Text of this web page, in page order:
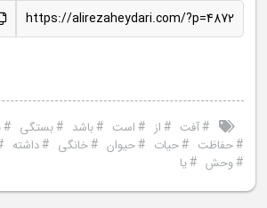
https://alirezaheydari.com/?p=4872
#آفت #از #است #باشد #بستگی #
#حفاظت #حیات #حیوان #خانگی #داشته
#وحش #یا